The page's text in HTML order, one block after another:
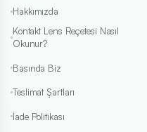
Hakkımızda
Kontakt Lens Reçetesi Nasıl
Okunur?
Basında Biz
Teslimat Şartları
İade Politikası